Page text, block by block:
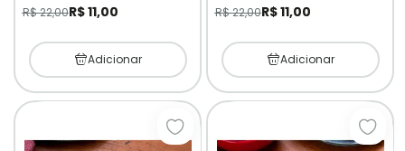
R$ 22,00R$ 11,00
Adicionar
R$ 22,00R$ 11,00
Adicionar
Adicionar à lista de desejos